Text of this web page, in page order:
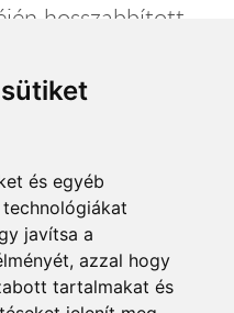
és egyéb
javítsa a
azzal hogy
tartalmakat és
hosszabbított
és vasárnap is
09-19 óra között, anyák
óra között, anyák napján
történnek.
módok